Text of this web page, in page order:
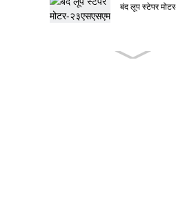
बंद लूप स्टेपर